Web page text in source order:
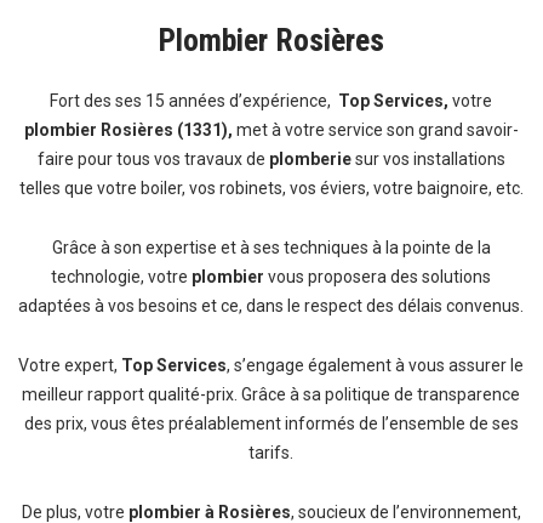
Plombier Rosières
Fort des ses 15 années d’expérience, Top Services, votre
plombier Rosières (1331), met à votre service son grand savoir-
faire pour tous vos travaux de plomberiesur vos installations
telles que votre boiler, vos robinets, vos éviers, votre baignoire, etc.
Grâce à son expertise et à ses techniques à la pointe de la
technologie, votre plombier vous proposera des solutions
adaptées à vos besoins et ce, dans le respect des délais convenus.
Votre expert, Top Services, s’engage également à vous assurer le
meilleur rapport qualité-prix. Grâce à sa politique de transparence
des prix, vous êtes préalablement informés de l’ensemble de ses
tarifs.
De plus, votre plombier à Rosières, soucieux de l’environnement,